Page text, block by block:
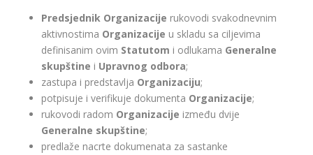
Predsjednik Organizacije rukovodi svakodnevnim
aktivnostima Organizacije u skladu sa ciljevima
definisanim ovim Statutom i odlukama Generalne
skupštine i Upravnog odbora;
zastupa i predstavlja Organizaciju;
potpisuje i verifikuje dokumenta Organizacije;
rukovodi radom Organizacije između dvije
Generalne skupštine;
predlaže nacrte dokumenata za sastanke